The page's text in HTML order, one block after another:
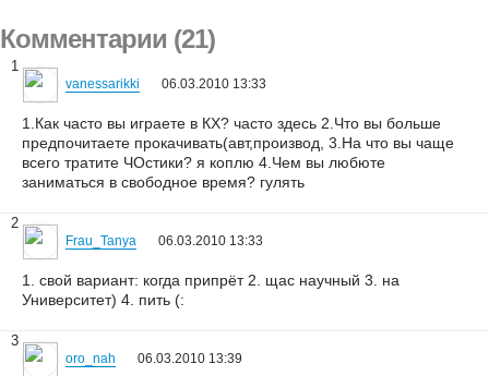
Комментарии (21)
1
vanessarikki 06.03.2010 13:33
1.Как часто вы играете в КХ? часто здесь 2.Что вы больше
предпочитаете прокачивать(авт,производ, 3.На что вы чаще
всего тратите ЧОстики? я коплю 4.Чем вы любюте
заниматься в свободное время? гулять
2
Frau_Tanya 06.03.2010 13:33
1. свой вариант: когда припрёт 2. щас научный 3. на
Университет) 4. пить (:
3
oro_nah 06.03.2010 13:39